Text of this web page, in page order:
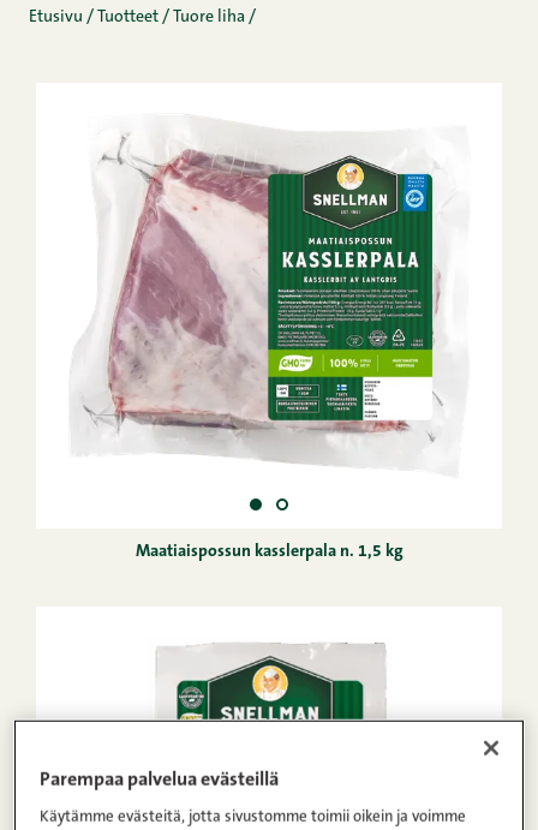
Etusivu / Tuotteet / Tuore liha /
Maatiaispossun kasslerpala n. 1,5 kg
Parempaa palvelua evästeillä
Käytämme evästeitä, jotta sivustomme toimii oikein ja voimme